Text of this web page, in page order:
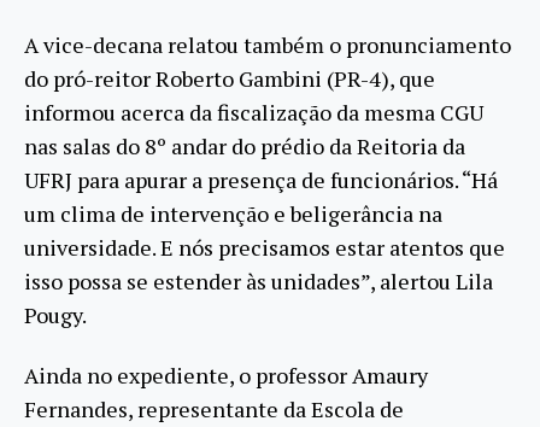
A vice-decana relatou também o pronunciamento
do pró-reitor Roberto Gambini (PR-4), que
informou acerca da fiscalização da mesma CGU
nas salas do 8º andar do prédio da Reitoria da
UFRJ para apurar a presença de funcionários. “Há
um clima de intervenção e beligerância na
universidade. E nós precisamos estar atentos que
isso possa se estender às unidades”, alertou Lila
Pougy.
Ainda no expediente, o professor Amaury
Fernandes, representante da Escola de